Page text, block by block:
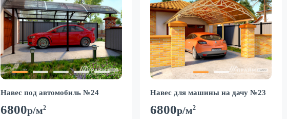
Навес под автомобиль №24
6800р/м2
Навес для машины на дачу №23
6800р/м2